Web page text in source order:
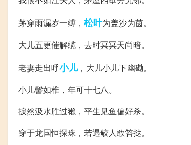
茅穿雨漏岁一缚， 松叶为盖沙为茵。
大儿五更催解缆，去时冥冥天尚暗。
老妻走出呼小儿，大儿小儿下幽磡。
小儿髻如椎，年可十七八。
捩然汲水胜过獭，平生见鱼偏好杀。
穿于龙国恒探珠，若遇鲛人敢笞挞。